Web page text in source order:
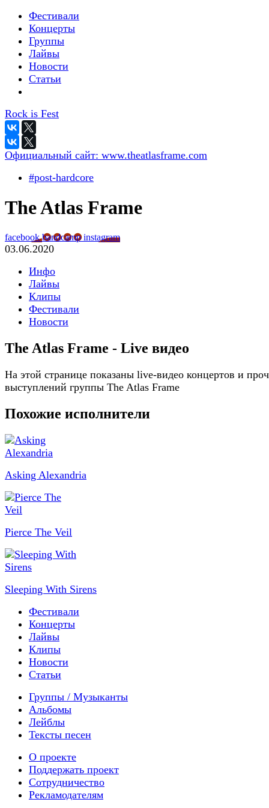
Фестивали
Концерты
Группы
Лайвы
Новости
Статьи
Rock is Fest
Официальный сайт: www.theatlasframe.com
#post-hardcore
The Atlas Frame
facebookbandcampinstagram
03.06.2020
Инфо
Лайвы
Клипы
Фестивали
Новости
The Atlas Frame - Live видео
На этой странице показаны live-видео концертов и
выступлений группы The Atlas Frame
Похожие исполнители
Asking Alexandria
Pierce The Veil
Sleeping With Sirens
Фестивали
Концерты
Лайвы
Клипы
Новости
Статьи
Группы / Музыканты
Альбомы
Лейблы
Тексты песен
О проекте
Поддержать проект
Сотрудничество
Рекламодателям